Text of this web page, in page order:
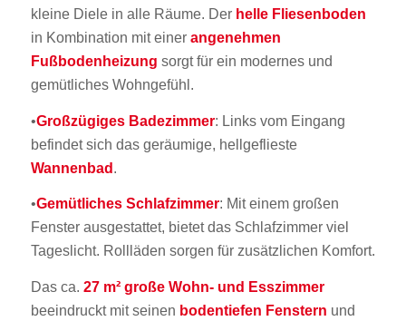
kleine Diele in alle Räume. Der helle Fliesenboden
in Kombination mit einer angenehmen
Fußbodenheizung sorgt für ein modernes und
gemütliches Wohngefühl.
•Großzügiges Badezimmer: Links vom Eingang
befindet sich das geräumige, hellgeflieste
Wannenbad .
•Gemütliches Schlafzimmer: Mit einem großen
Fenster ausgestattet, bietet das Schlafzimmer viel
Tageslicht. Rollläden sorgen für zusätzlichen Komfort.
Das ca. 27 m² große Wohn- und Esszimmer
beeindruckt mit seinen bodentiefen Fenstern und